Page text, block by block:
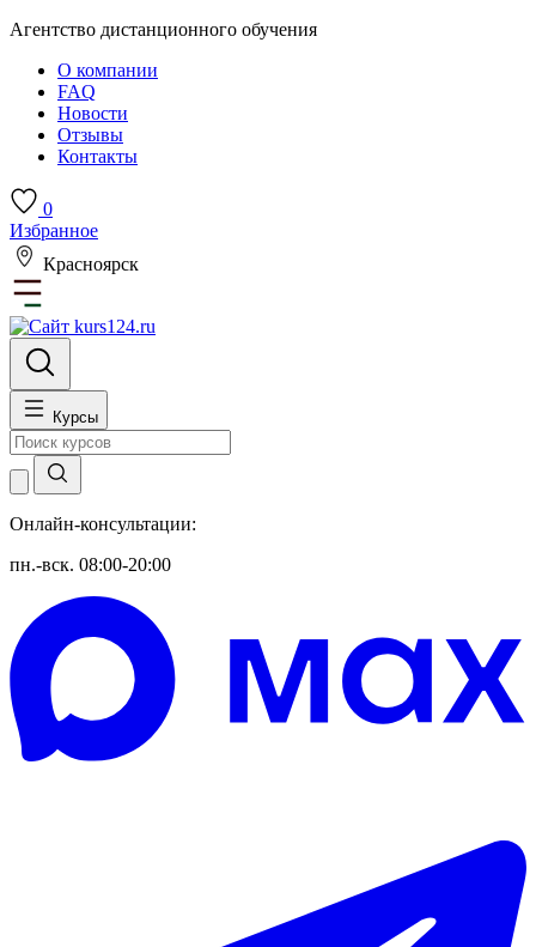
Агентство дистанционного обучения
О компании
FAQ
Новости
Отзывы
Контакты
0
Избранное
Красноярск
Курсы
Онлайн-консультации:
пн.-вск. 08:00-20:00